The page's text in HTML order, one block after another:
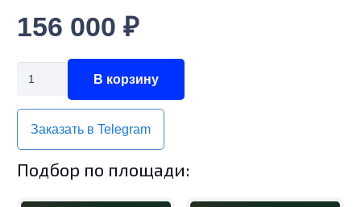
156 000 ₽
Количество
сплит-
В корзину
Заказать в Telegram
Подбор по площади: